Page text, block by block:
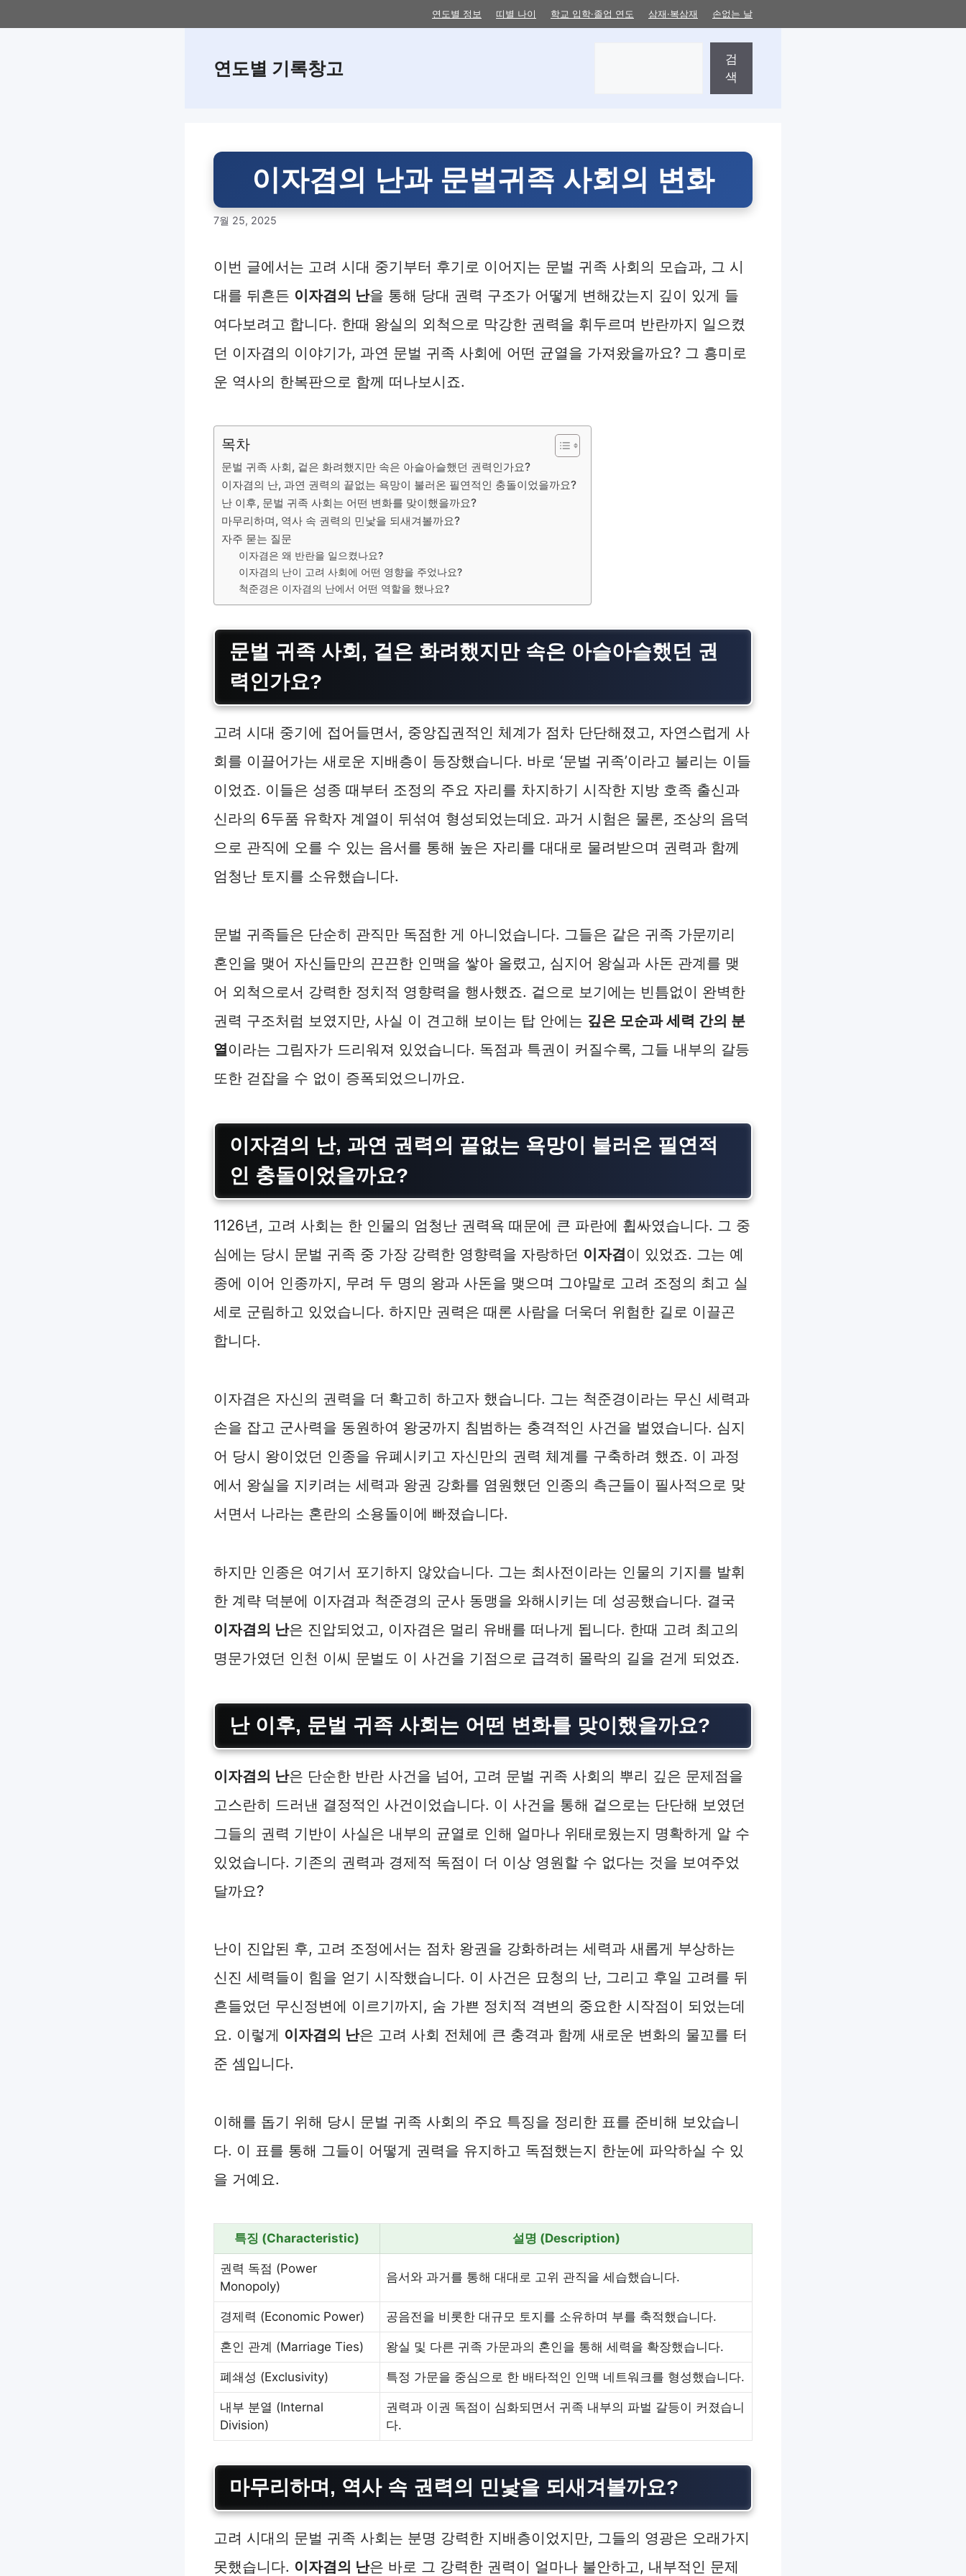
to
연도별 정보 띠별 나이 학교 입학·졸업 연도 삼재·복삼재 손없는 날
연도별 기록창고
검
색
이자겸의 난과 문벌귀족 사회의 변화
7월 25, 2025
이번 글에서는 고려 시대 중기부터 후기로 이어지는 문벌 귀족 사회의 모습과, 그 시
대를 뒤흔든 이자겸의 난을 통해 당대 권력 구조가 어떻게 변해갔는지 깊이 있게 들
여다보려고 합니다. 한때 왕실의 외척으로 막강한 권력을 휘두르며 반란까지 일으켰
던 이자겸의 이야기가, 과연 문벌 귀족 사회에 어떤 균열을 가져왔을까요? 그 흥미로
운 역사의 한복판으로 함께 떠나보시죠.
목차
문벌 귀족 사회, 겉은 화려했지만 속은 아슬아슬했던 권력인가요?
이자겸의 난, 과연 권력의 끝없는 욕망이 불러온 필연적인 충돌이었을까요?
난 이후, 문벌 귀족 사회는 어떤 변화를 맞이했을까요?
마무리하며, 역사 속 권력의 민낯을 되새겨볼까요?
자주 묻는 질문
이자겸은 왜 반란을 일으켰나요?
이자겸의 난이 고려 사회에 어떤 영향을 주었나요?
척준경은 이자겸의 난에서 어떤 역할을 했나요?
문벌 귀족 사회, 겉은 화려했지만 속은 아슬아슬했던 권
력인가요?
고려 시대 중기에 접어들면서, 중앙집권적인 체계가 점차 단단해졌고, 자연스럽게 사
회를 이끌어가는 새로운 지배층이 등장했습니다. 바로 ‘문벌 귀족’이라고 불리는 이들
이었죠. 이들은 성종 때부터 조정의 주요 자리를 차지하기 시작한 지방 호족 출신과
신라의 6두품 유학자 계열이 뒤섞여 형성되었는데요. 과거 시험은 물론, 조상의 음덕
으로 관직에 오를 수 있는 음서를 통해 높은 자리를 대대로 물려받으며 권력과 함께
엄청난 토지를 소유했습니다.
문벌 귀족들은 단순히 관직만 독점한 게 아니었습니다. 그들은 같은 귀족 가문끼리
혼인을 맺어 자신들만의 끈끈한 인맥을 쌓아 올렸고, 심지어 왕실과 사돈 관계를 맺
어 외척으로서 강력한 정치적 영향력을 행사했죠. 겉으로 보기에는 빈틈없이 완벽한
권력 구조처럼 보였지만, 사실 이 견고해 보이는 탑 안에는 깊은 모순과 세력 간의 분
열이라는 그림자가 드리워져 있었습니다. 독점과 특권이 커질수록, 그들 내부의 갈등
또한 걷잡을 수 없이 증폭되었으니까요.
이자겸의 난, 과연 권력의 끝없는 욕망이 불러온 필연적
인 충돌이었을까요?
1126년, 고려 사회는 한 인물의 엄청난 권력욕 때문에 큰 파란에 휩싸였습니다. 그 중
심에는 당시 문벌 귀족 중 가장 강력한 영향력을 자랑하던 이자겸이 있었죠. 그는 예
종에 이어 인종까지, 무려 두 명의 왕과 사돈을 맺으며 그야말로 고려 조정의 최고 실
세로 군림하고 있었습니다. 하지만 권력은 때론 사람을 더욱더 위험한 길로 이끌곤
합니다.
이자겸은 자신의 권력을 더 확고히 하고자 했습니다. 그는 척준경이라는 무신 세력과
손을 잡고 군사력을 동원하여 왕궁까지 침범하는 충격적인 사건을 벌였습니다. 심지
어 당시 왕이었던 인종을 유폐시키고 자신만의 권력 체계를 구축하려 했죠. 이 과정
에서 왕실을 지키려는 세력과 왕권 강화를 염원했던 인종의 측근들이 필사적으로 맞
서면서 나라는 혼란의 소용돌이에 빠졌습니다.
하지만 인종은 여기서 포기하지 않았습니다. 그는 최사전이라는 인물의 기지를 발휘
한 계략 덕분에 이자겸과 척준경의 군사 동맹을 와해시키는 데 성공했습니다. 결국
이자겸의 난은 진압되었고, 이자겸은 멀리 유배를 떠나게 됩니다. 한때 고려 최고의
명문가였던 인천 이씨 문벌도 이 사건을 기점으로 급격히 몰락의 길을 걷게 되었죠.
난 이후, 문벌 귀족 사회는 어떤 변화를 맞이했을까요?
이자겸의 난은 단순한 반란 사건을 넘어, 고려 문벌 귀족 사회의 뿌리 깊은 문제점을
고스란히 드러낸 결정적인 사건이었습니다. 이 사건을 통해 겉으로는 단단해 보였던
그들의 권력 기반이 사실은 내부의 균열로 인해 얼마나 위태로웠는지 명확하게 알 수
있었습니다. 기존의 권력과 경제적 독점이 더 이상 영원할 수 없다는 것을 보여주었
달까요?
난이 진압된 후, 고려 조정에서는 점차 왕권을 강화하려는 세력과 새롭게 부상하는
신진 세력들이 힘을 얻기 시작했습니다. 이 사건은 묘청의 난, 그리고 후일 고려를 뒤
흔들었던 무신정변에 이르기까지, 숨 가쁜 정치적 격변의 중요한 시작점이 되었는데
요. 이렇게 이자겸의 난은 고려 사회 전체에 큰 충격과 함께 새로운 변화의 물꼬를 터
준 셈입니다.
이해를 돕기 위해 당시 문벌 귀족 사회의 주요 특징을 정리한 표를 준비해 보았습니
다. 이 표를 통해 그들이 어떻게 권력을 유지하고 독점했는지 한눈에 파악하실 수 있
을 거예요.
특징 (Characteristic) 설명 (Description)
권력 독점 (Power
Monopoly)
음서와 과거를 통해 대대로 고위 관직을 세습했습니다.
경제력 (Economic Power) 공음전을 비롯한 대규모 토지를 소유하며 부를 축적했습니다.
혼인 관계 (Marriage Ties) 왕실 및 다른 귀족 가문과의 혼인을 통해 세력을 확장했습니다.
폐쇄성 (Exclusivity) 특정 가문을 중심으로 한 배타적인 인맥 네트워크를 형성했습니다.
내부 분열 (Internal
Division)
권력과 이권 독점이 심화되면서 귀족 내부의 파벌 갈등이 커졌습니
다.
마무리하며, 역사 속 권력의 민낯을 되새겨볼까요?
고려 시대의 문벌 귀족 사회는 분명 강력한 지배층이었지만, 그들의 영광은 오래가지
못했습니다. 이자겸의 난은 바로 그 강력한 권력이 얼마나 불안하고, 내부적인 문제